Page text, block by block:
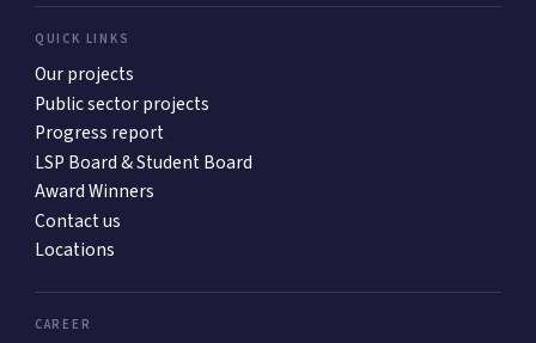
QUICK LINKS
Our projects
Public sector projects
Progress report
LSP Board & Student Board
Award Winners
Contact us
Locations
CAREER